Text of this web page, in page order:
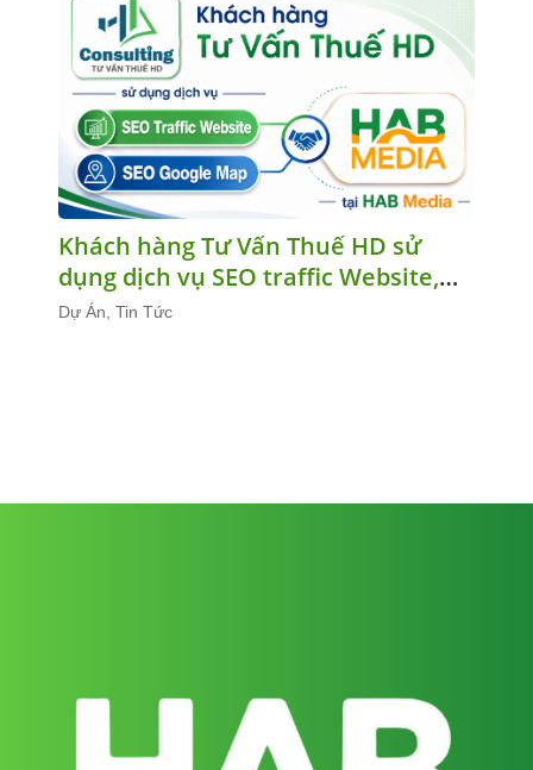
Khách hàng Tư Vấn Thuế HD sử
dụng dịch vụ SEO traffic Website,
SEO Google Map tại HAB Media
Dự Án, Tin Tức